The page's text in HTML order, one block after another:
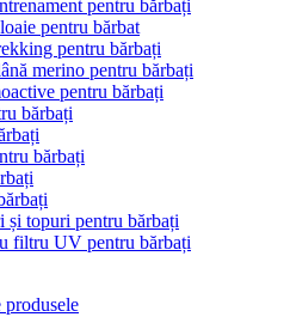
pentru bărbați
pentru bărbat
pentru bărbați
merino pentru bărbați
pentru bărbați
bărbați
bărbați
topuri pentru bărbați
filtru UV pentru bărbați